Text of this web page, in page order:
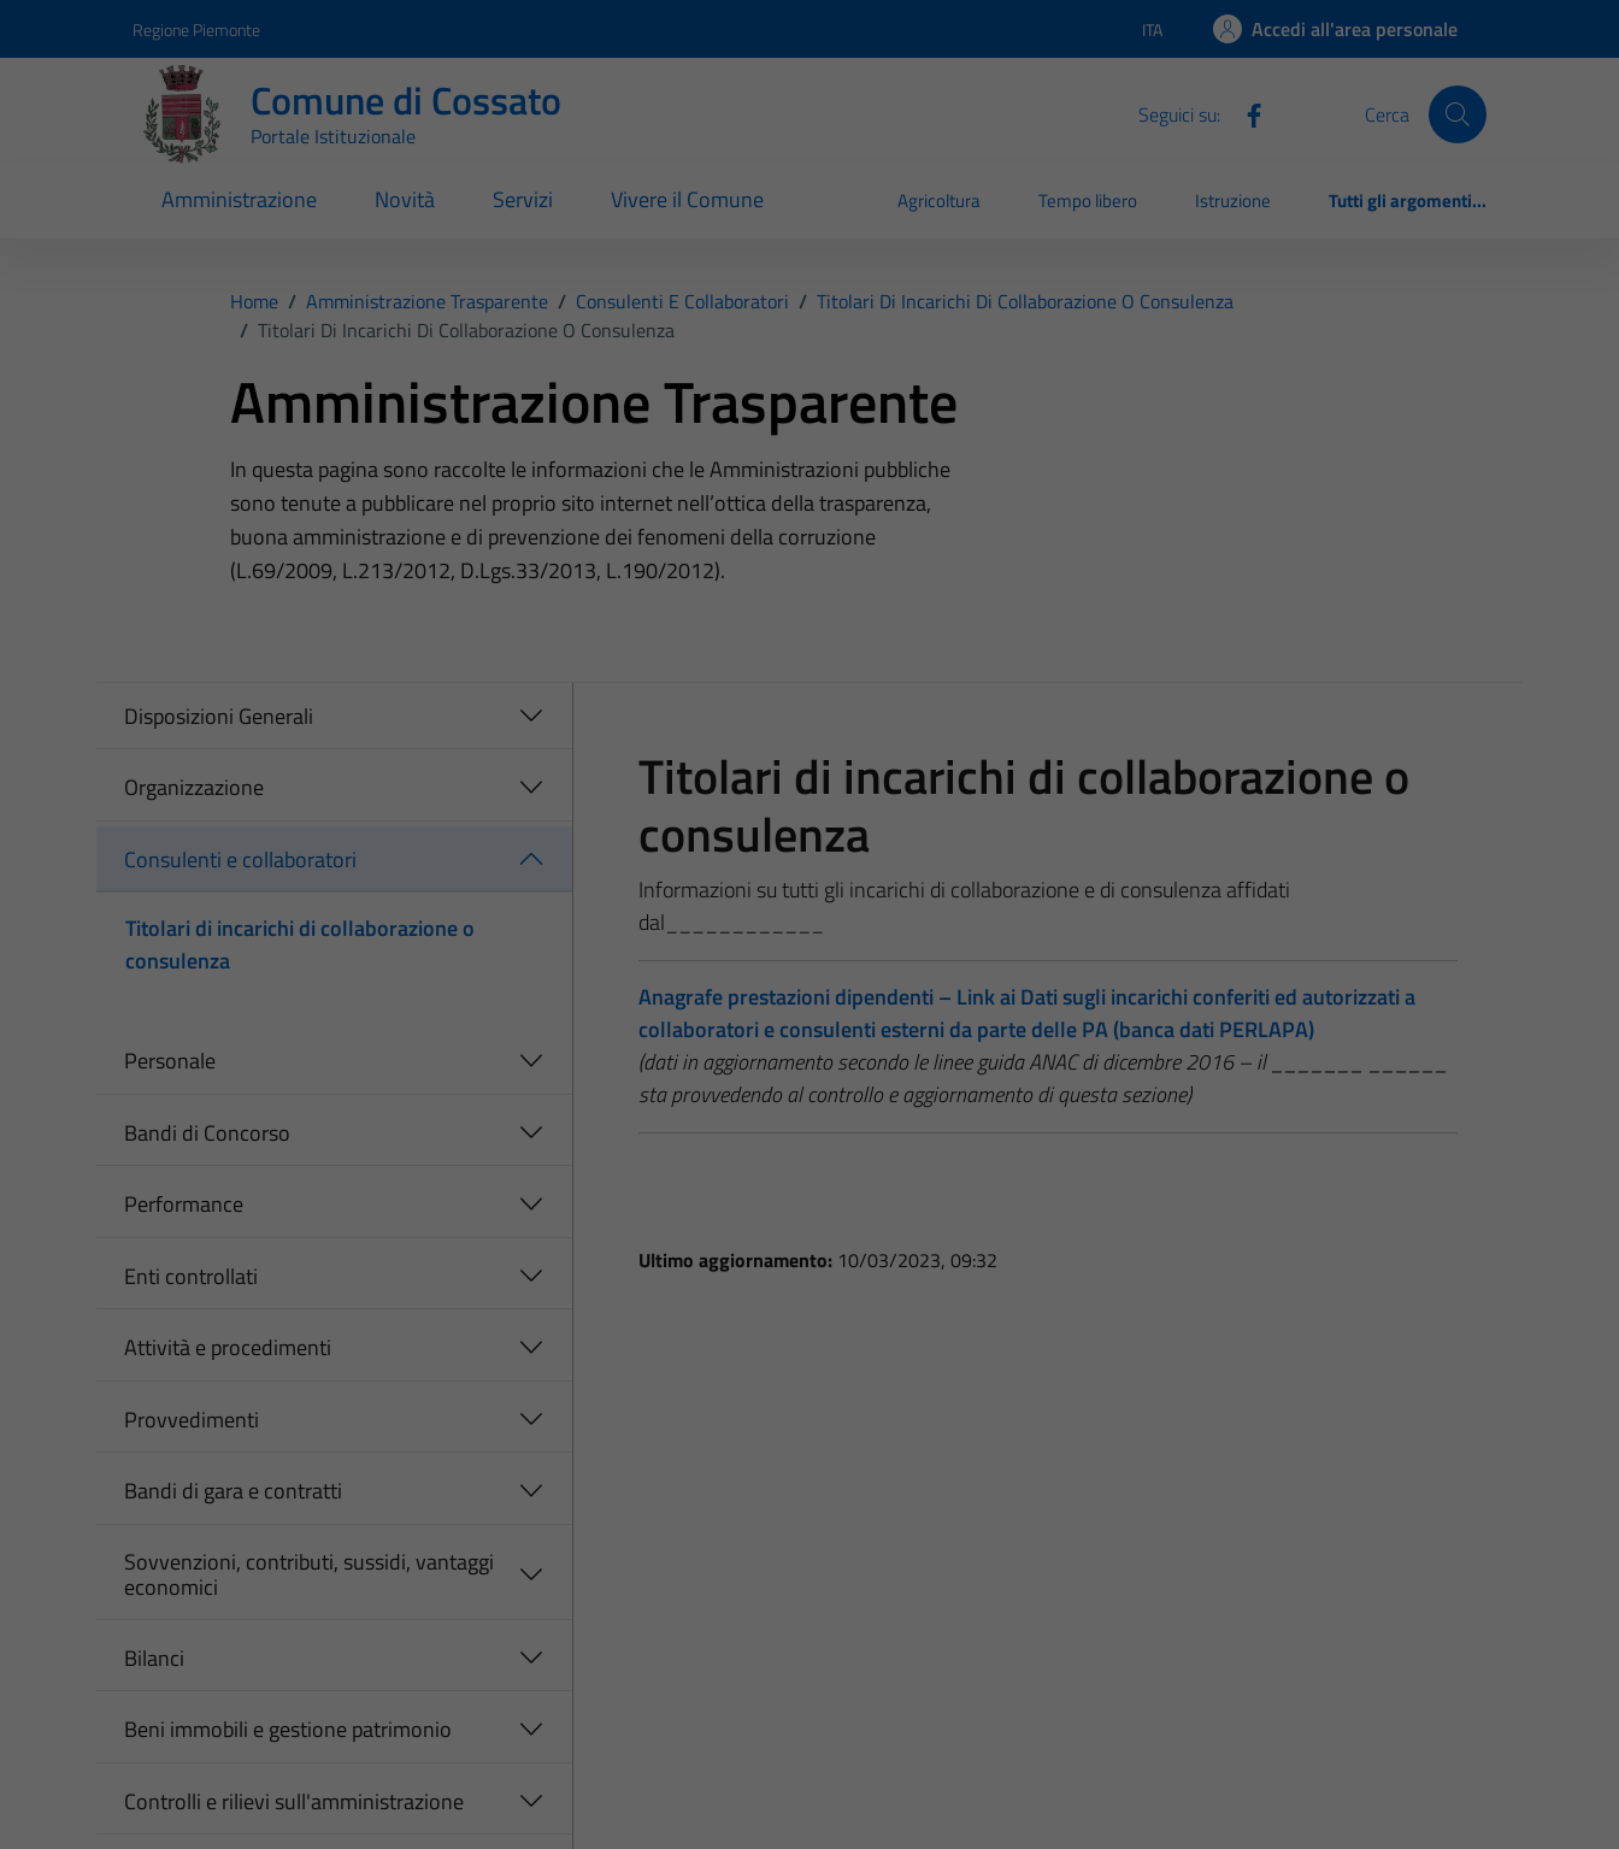
Regione Piemonte Lingua attiva:
ITA Accedi all'area personale
Comune di Cossato
Portale Istituzionale
Seguici su: Cerca
Amministrazione Novità Servizi Vivere il Comune Agricoltura Tempo libero Istruzione Tutti gli argomenti...
Home / Amministrazione Trasparente / Consulenti E Collaboratori / Titolari Di Incarichi Di Collaborazione O Consulenza
/ Titolari Di Incarichi Di Collaborazione O Consulenza
Amministrazione Trasparente
In questa pagina sono raccolte le informazioni che le Amministrazioni pubbliche
sono tenute a pubblicare nel proprio sito internet nell’ottica della trasparenza,
buona amministrazione e di prevenzione dei fenomeni della corruzione
(L.69/2009, L.213/2012, D.Lgs.33/2013, L.190/2012).
Disposizioni Generali
Organizzazione
Consulenti e collaboratori
Titolari di incarichi di collaborazione o
consulenza
Personale
Bandi di Concorso
Performance
Enti controllati
Attività e procedimenti
Provvedimenti
Bandi di gara e contratti
Sovvenzioni, contributi, sussidi, vantaggi
economici
Bilanci
Beni immobili e gestione patrimonio
Controlli e rilievi sull'amministrazione
Titolari di incarichi di collaborazione o
consulenza
Informazioni su tutti gli incarichi di collaborazione e di consulenza affidati
dal____________
Anagrafe prestazioni dipendenti – Link ai Dati sugli incarichi conferiti ed autorizzati a
collaboratori e consulenti esterni da parte delle PA (banca dati PERLAPA)
(dati in aggiornamento secondo le linee guida ANAC di dicembre 2016 – il _______ ______
sta provvedendo al controllo e aggiornamento di questa sezione)
Ultimo aggiornamento: 10/03/2023, 09:32